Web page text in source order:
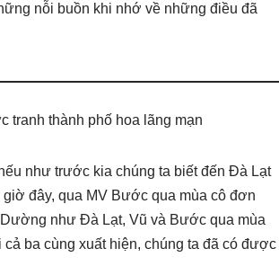
nỗi buồn khi nhớ về những điều đã
tranh thành phố hoa lãng mạn
như trước kia chúng ta biết đến Đà Lạt
đây, qua MV Bước qua mùa cô đơn
như Đà Lạt, Vũ và Bước qua mùa
ba cùng xuất hiện, chúng ta đã có được